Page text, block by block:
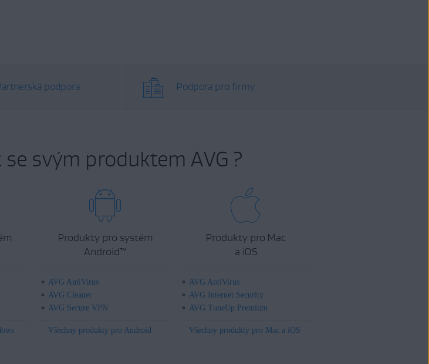
podpora Podpora pro firmy
svým produktem AVG ?
Produkty pro systém
Android™
AVG AntiVirus
AVG Cleaner
AVG Secure VPN
Všechny produkty pro Android
Produkty pro Mac
a iOS
AVG AntiVirus
AVG Internet Security
AVG TuneUp Premium
Všechny produkty pro Mac a iOS